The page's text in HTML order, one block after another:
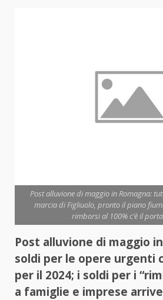
Post alluvione di maggio in Romagna:
marcia di Figliuolo, pronto il piano
rimborsi al 100% c’è il
Post alluvione di maggio in
soldi per le opere urgenti
per il 2024; i soldi per i
a famiglie e imprese